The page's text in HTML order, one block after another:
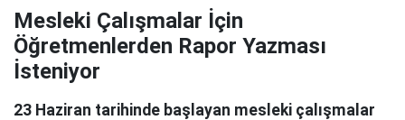
Mesleki Çalışmalar İçin
Öğretmenlerden Rapor Yazması
İsteniyor
23 Haziran tarihinde başlayan mesleki çalışmalar